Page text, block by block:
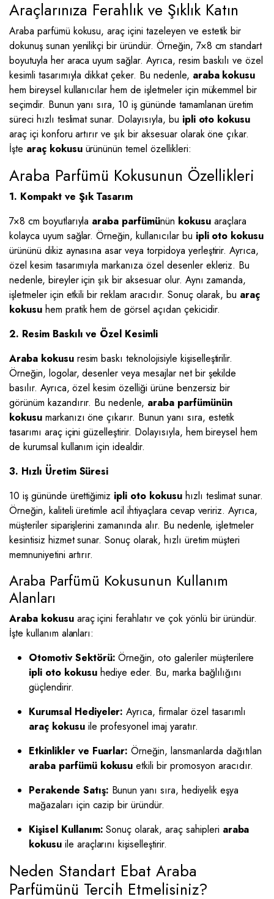
Araçlarınıza Ferahlık ve Şıklık Katın
Araba parfümü kokusu, araç içini tazeleyen ve estetik bir
dokunuş sunan yenilikçi bir üründür. Örneğin, 7×8 cm standart
boyutuyla her araca uyum sağlar. Ayrıca, resim baskılı ve özel
kesimli tasarımıyla dikkat çeker. Bu nedenle, araba kokusu
hem bireysel kullanıcılar hem de işletmeler için mükemmel bir
seçimdir. Bunun yanı sıra, 10 iş gününde tamamlanan üretim
süreci hızlı teslimat sunar. Dolayısıyla, bu ipli oto kokusu
araç içi konforu artırır ve şık bir aksesuar olarak öne çıkar.
İşte araç kokusuürününün temel özellikleri:
Araba Parfümü Kokusunun Özellikleri
1. Kompakt ve Şık Tasarım
7×8 cm boyutlarıyla araba parfümünün kokusuaraçlara
kolayca uyum sağlar. Örneğin, kullanıcılar bu ipli oto kokusu
ürününü dikiz aynasına asar veya torpidoya yerleştirir. Ayrıca,
özel kesim tasarımıyla markanıza özel desenler ekleriz. Bu
nedenle, bireyler için şık bir aksesuar olur. Aynı zamanda,
işletmeler için etkili bir reklam aracıdır. Sonuç olarak, bu araç
kokusuhem pratik hem de görsel açıdan çekicidir.
2. Resim Baskılı ve Özel Kesimli
Araba kokusuresim baskı teknolojisiyle kişiselleştirilir.
Örneğin, logolar, desenler veya mesajlar net bir şekilde
basılır. Ayrıca, özel kesim özelliği ürüne benzersiz bir
görünüm kazandırır. Bu nedenle, araba parfümünün
kokusumarkanızı öne çıkarır. Bunun yanı sıra, estetik
tasarımı araç içini güzelleştirir. Dolayısıyla, hem bireysel hem
de kurumsal kullanım için idealdir.
3. Hızlı Üretim Süresi
10 iş gününde ürettiğimiz ipli oto kokusuhızlı teslimat sunar.
Örneğin, kaliteli üretimle acil ihtiyaçlara cevap veririz. Ayrıca,
müşteriler siparişlerini zamanında alır. Bu nedenle, işletmeler
kesintisiz hizmet sunar. Sonuç olarak, hızlı üretim müşteri
memnuniyetini artırır.
Araba Parfümü Kokusunun Kullanım
Alanları
Araba kokusuaraç içini ferahlatır ve çok yönlü bir üründür.
İşte kullanım alanları:
Otomotiv Sektörü: Örneğin, oto galeriler müşterilere
ipli oto kokusuhediye eder. Bu, marka bağlılığını
güçlendirir.
Kurumsal Hediyeler: Ayrıca, firmalar özel tasarımlı
araç kokusuile profesyonel imaj yaratır.
Etkinlikler ve Fuarlar: Örneğin, lansmanlarda dağıtılan
araba parfümü kokusu etkili bir promosyon aracıdır.
Perakende Satış: Bunun yanı sıra, hediyelik eşya
mağazaları için cazip bir üründür.
Kişisel Kullanım: Sonuç olarak, araç sahipleri araba
kokusuile araçlarını kişiselleştirir.
Neden Standart Ebat Araba
Parfümünü Tercih Etmelisiniz?